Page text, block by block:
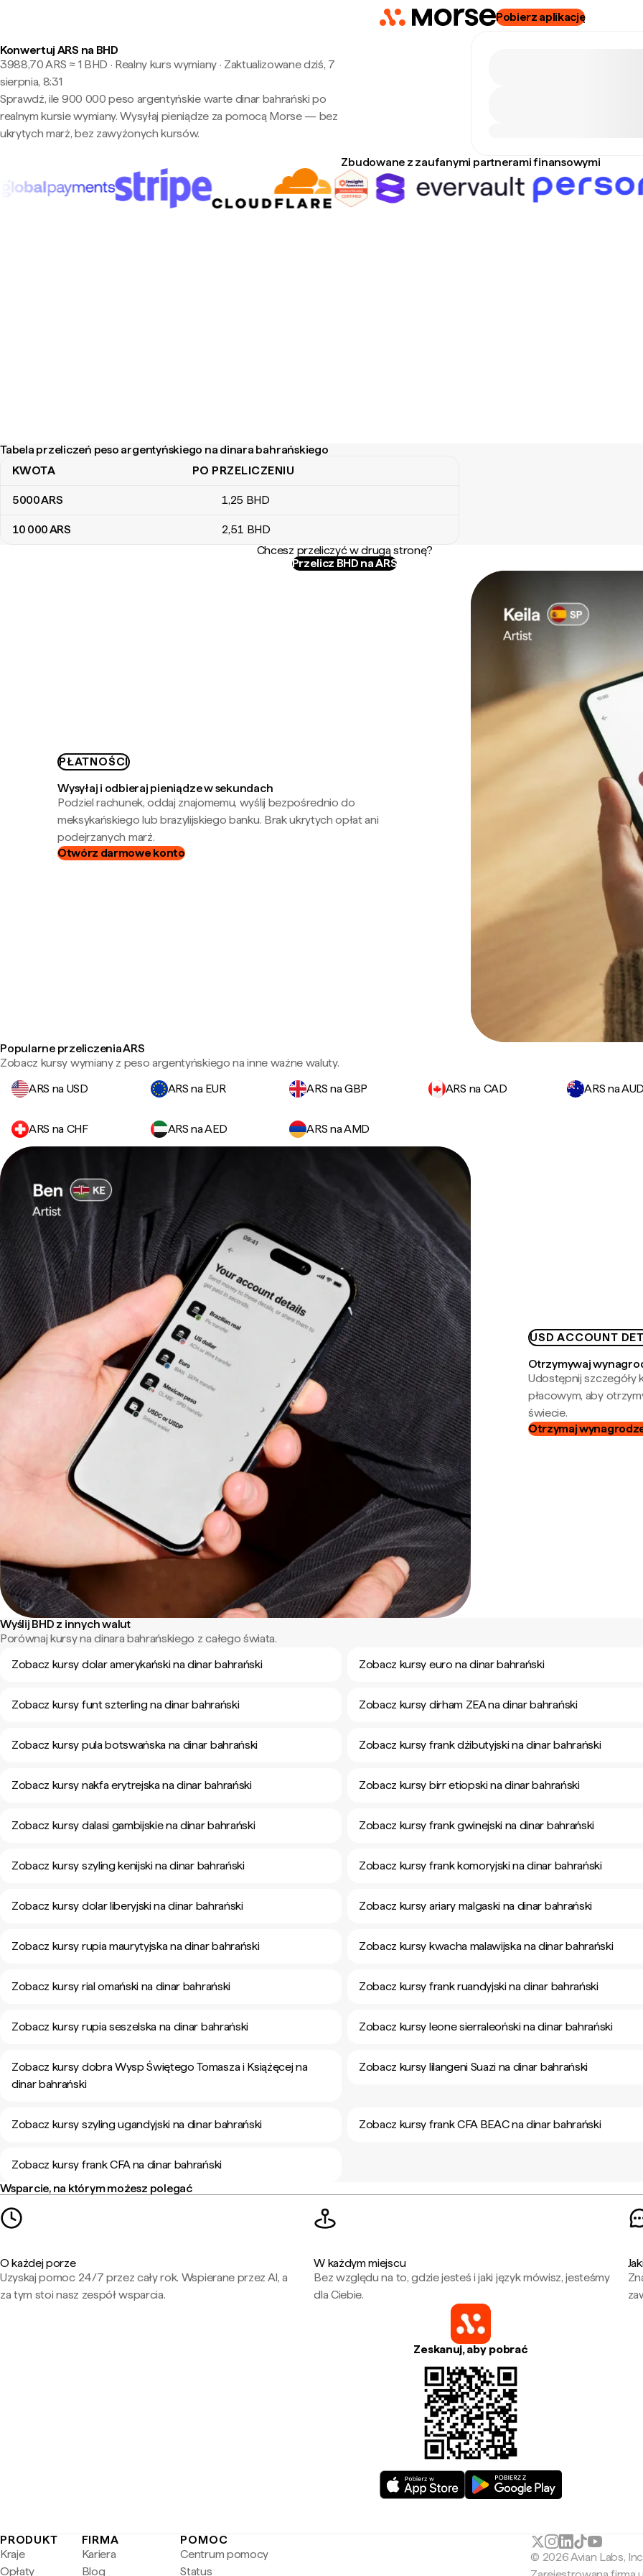
Pobierz aplikację
Konwertuj ARS na BHD
3988,70 ARS ≈ 1 BHD · Realny kurs wymiany· Zaktualizowane dziś, 7
sierpnia, 8:31
Sprawdź, ile 900 000 peso argentyńskie warte dinar bahrański po
realnym kursie wymiany. Wysyłaj pieniądze za pomocą Morse — bez
ukrytych marż, bez zawyżonych kursów.
Zbudowane z zaufanymi partnerami finansowymi
Tabela przeliczeń peso argentyńskiego na dinara bahrańskiego
Tabela przeliczeń peso argentyńskiego na dinara bahrańskiego
KWOTA PO PRZELICZENIU
5000ARS 1,25 BHD
10 000ARS 2,51 BHD
Chcesz przeliczyć w drugą stronę?
Przelicz BHD na ARS
PŁATNOŚCI
Wysyłaj i odbieraj pieniądze w sekundach
Podziel rachunek, oddaj znajomemu, wyślij bezpośrednio do
meksykańskiego lub brazylijskiego banku. Brak ukrytych opłat ani
podejrzanych marż.
Otwórz darmowe konto
Popularne przeliczenia ARS
Zobacz kursy wymiany z peso argentyńskiego na inne ważne waluty.
ARS na USD
ARS na EUR ARS na GBP ARS na CAD ARS na
ARS na CHF ARS na AED ARS na AMD
USD ACCOUNT
Otrzymywaj
Udostępnij szczegóły
płacowym, aby
świecie.
Otrzymaj
Wyślij BHD z innych walut
Porównaj kursy na dinara bahrańskiego z całego świata.
Zobacz kursy dolar amerykański na dinar bahrański
Zobacz kursy euro na dinar bahrański
Zobacz kursy funt szterling na dinar bahrański Zobacz kursy dirham ZEA na dinar bahrański
Zobacz kursy pula botswańska na dinar bahrański Zobacz kursy frank dżibutyjski na dinar bahrański
Zobacz kursy nakfa erytrejska na dinar bahrański Zobacz kursy birr etiopski na dinar bahrański
Zobacz kursy dalasi gambijskie na dinar bahrański Zobacz kursy frank gwinejski na dinar bahrański
Zobacz kursy szyling kenijski na dinar bahrański Zobacz kursy frank komoryjski na dinar bahrański
Zobacz kursy dolar liberyjski na dinar bahrański Zobacz kursy ariary malgaski na dinar bahrański
Zobacz kursy rupia maurytyjska na dinar bahrański Zobacz kursy kwacha malawijska na dinar bahrański
Zobacz kursy rial omański na dinar bahrański Zobacz kursy frank ruandyjski na dinar bahrański
Zobacz kursy rupia seszelska na dinar bahrański Zobacz kursy leone sierraleoński na dinar bahrański
Zobacz kursy dobra Wysp Świętego Tomasza i Książęcej na
dinar bahrański
Zobacz kursy lilangeni Suazi na dinar bahrański
Zobacz kursy szyling ugandyjski na dinar bahrański Zobacz kursy frank CFA BEAC na dinar bahrański
Zobacz kursy frank CFA na dinar bahrański
Wsparcie, na którym możesz polegać
O każdej porze
Uzyskaj pomoc 24/7 przez cały rok. Wspierane przez AI, a
za tym stoi nasz zespół wsparcia.
W każdym miejscu
Bez względu na to, gdzie jesteś i jaki język mówisz, jesteśmy
dla Ciebie.
Zeskanuj, aby pobrać
PRODUKT
Kraje
Opłaty
FIRMA
Kariera
Blog
POMOC
Centrum pomocy
Status
© 2026 Avian Labs, Inc